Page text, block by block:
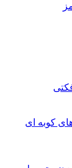
کوبه ای